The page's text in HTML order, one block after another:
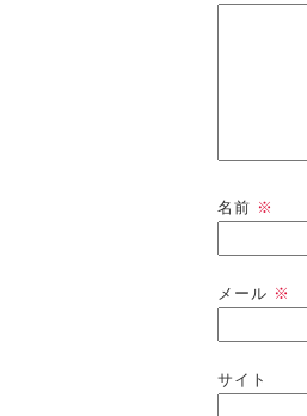
名前 ※
メール ※
サイト